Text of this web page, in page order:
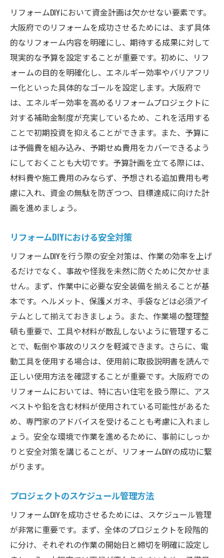
プロの視点で見る、成功するDIYの秘訣
大阪府でのリフォームDIYがもたらすライフスタ
イルの変化
DIYで得られる自信と達成感
家族や友人との絆を深めるプロジェクト
リフォームがもたらす暮らしの質の向上
住環境の変化が生む新しいライフスタイル
DIYを通じて得られる学びと成長
コミュニティとの繋がりを広げるDIY活動
自分だけのオリジナル空間を大阪府で実現する
リフォームDIY
個性を反映するデザインのポイント
テーマ別に楽しむDIYプロジェクト
色や素材で変える部屋の印象
小物や植物を使ったアクセントの工夫
自分らしさを表現する大胆なアイデア
手間を最小限に抑えた大阪府でのリフォームDIY
時短テクニックで効率よく進める方法
家族の協力を活用した作業分担
複雑な作業をシンプルにするアイデア
手間を削減するための事前準備
賢く機械を使って労力を減らす
完成までのストレスを軽減する工夫
リフォームDIYの魅力とは？大阪府での実践例を
紹介
リフォーム後のビフォーアフター
DIYがもたらす嬉しい変化
実際のリフォームDIY体験談
大阪府の特色を生かしたリフォーム事例
リフォームDIYにおいて資金計画は欠かせない要素です。
大阪府でのリフォームを成功させるためには、まず具体
的なリフォーム内容を明確にし、期待する成果に対して
現実的な予算を設定することが重要です。初めに、リフ
ォームの目的を明確化し、エネルギー効率やバリアフリ
ー化といった具体的なゴールを設定します。大阪府で
は、エネルギー効率を高めるリフォームプロジェクトに
対する補助金制度が充実しているため、これを活用する
ことで初期投資を抑えることができます。また、予算に
は予備費を組み込み、予期せぬ費用をカバーできるよう
にしておくことも大切です。予算計画を立てる際には、
材料費や施工費用のみならず、予想される追加費用も考
慮に入れ、資金の無駄を防ぎつつ、目標達成に向けた計
画を進めましょう。
リフォームDIYにおける安全対策
リフォームDIYを行う際の安全対策は、作業の効率を上げ
るだけでなく、事故や怪我を未然に防ぐために欠かせま
せん。まず、作業中に必要な安全装備を揃えることが基
本です。ヘルメット、保護メガネ、手袋などは必須アイ
テムとして揃えておきましょう。また、作業場の整理整
頓も重要で、工具や材料が散乱しないように管理するこ
とで、転倒や事故のリスクを軽減できます。さらに、電
動工具を使用する場合は、使用前に取扱説明書を読んで
正しい使用方法を確認することが重要です。大阪府での
リフォームにおいては、特に古い住宅を扱う際に、アス
ベストや鉛を含む材料が使用されている可能性があるた
め、専門家のアドバイスを受けることも考慮に入れまし
ょう。安全な環境で作業を進めるために、事前にしっか
りと安全対策を講じることが、リフォームDIYの成功に繋
がります。
プロジェクトのスケジュール管理方法
リフォームDIYを成功させるためには、スケジュール管理
が非常に重要です。まず、全体のプロジェクトを段階的
に分け、それぞれの作業の開始日と締切を明確に設定し